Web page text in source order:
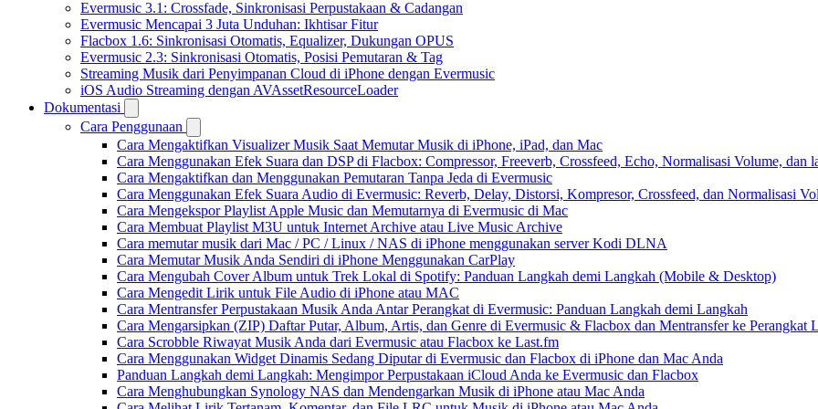
Evermusic 3.1: Crossfade, Sinkronisasi Perpustakaan & Cadangan
Evermusic Mencapai 3 Juta Unduhan: Ikhtisar Fitur
Flacbox 1.6: Sinkronisasi Otomatis, Equalizer, Dukungan OPUS
Evermusic 2.3: Sinkronisasi Otomatis, Posisi Pemutaran & Tag
Streaming Musik dari Penyimpanan Cloud di iPhone dengan Evermusic
iOS Audio Streaming dengan AVAssetResourceLoader
Dokumentasi
Cara Penggunaan
Cara Mengaktifkan Visualizer Musik Saat Memutar Musik di iPhone, iPad, dan Mac
Cara Menggunakan Efek Suara dan DSP di Flacbox: Compressor, Freeverb, Crossfeed, Echo, Normalisasi Volume, dan
Cara Mengaktifkan dan Menggunakan Pemutaran Tanpa Jeda di Evermusic
Cara Menggunakan Efek Suara Audio di Evermusic: Reverb, Delay, Distorsi, Kompresor, Crossfeed, dan Normalisasi
Cara Mengekspor Playlist Apple Music dan Memutarnya di Evermusic di Mac
Cara Membuat Playlist M3U untuk Internet Archive atau Live Music Archive
Cara memutar musik dari Mac / PC / Linux / NAS di iPhone menggunakan server Kodi DLNA
Cara Memutar Musik Anda Sendiri di iPhone Menggunakan CarPlay
Cara Mengubah Cover Album untuk Trek Lokal di Spotify: Panduan Langkah demi Langkah (Mobile & Desktop)
Cara Mengedit Lirik untuk File Audio di iPhone atau MAC
Cara Mentransfer Perpustakaan Musik Anda Antar Perangkat di Evermusic: Panduan Langkah demi Langkah
Cara Mengarsipkan (ZIP) Daftar Putar, Album, Artis, dan Genre di Evermusic & Flacbox dan Mentransfer ke Perangkat
Cara Scrobble Riwayat Musik Anda dari Evermusic atau Flacbox ke Last.fm
Cara Menggunakan Widget Dinamis Sedang Diputar di Evermusic dan Flacbox di iPhone dan Mac Anda
Panduan Langkah demi Langkah: Mengimpor Perpustakaan iCloud Anda ke Evermusic dan Flacbox
Cara Menghubungkan Synology NAS dan Mendengarkan Musik di iPhone atau Mac Anda